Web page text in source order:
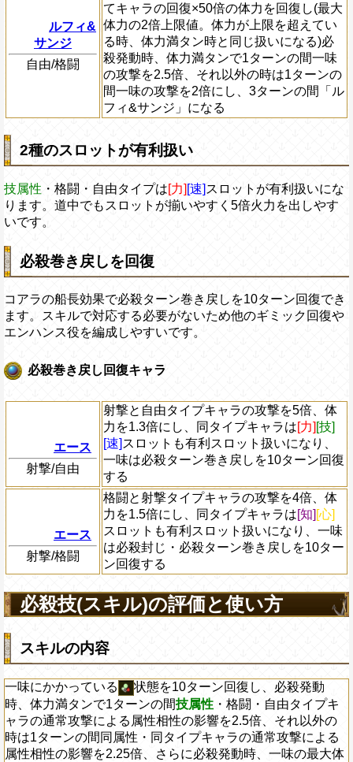
ルフィ&
サンジ
自由/格闘
てキャラの回復×50倍の体力を回復し(最大
体力の2倍上限値。体力が上限を超えてい
る時、体力満タン時と同じ扱いになる)必
殺発動時、体力満タンで1ターンの間一味
の攻撃を2.5倍、それ以外の時は1ターンの
間一味の攻撃を2倍にし、3ターンの間「ル
フィ&サンジ」になる
2種のスロットが有利扱い
技属性 ・格闘・自由タイプは[力] [速] スロットが有利扱いにな
ります。道中でもスロットが揃いやすく5倍火力を出しやす
いです。
必殺巻き戻しを回復
コアラの船長効果で必殺ターン巻き戻しを10ターン回復でき
ます。スキルで対応する必要がないため他のギミック回復や
エンハンス役を編成しやすいです。
必殺巻き戻し回復キャラ
エース
射撃/自由
射撃と自由タイプキャラの攻撃を5倍、体
力を1.3倍にし、同タイプキャラは[力] [技]
[速] スロットも有利スロット扱いになり、
一味は必殺ターン巻き戻しを10ターン回復
する
エース
射撃/格闘
格闘と射撃タイプキャラの攻撃を4倍、体
力を1.5倍にし、同タイプキャラは[知] [心]
スロットも有利スロット扱いになり、一味
は必殺封じ・必殺ターン巻き戻しを10ター
ン回復する
必殺技(スキル)の評価と使い方
スキルの内容
一味にかかっている
状態を10ターン回復し、必殺発動
時、体力満タンで1ターンの間技属性 ・格闘・自由タイプキ
ャラの通常攻撃による属性相性の影響を2.5倍、それ以外の
時は1ターンの間同属性・同タイプキャラの通常攻撃による
属性相性の影響を2.25倍、さらに必殺発動時、一味の最大体